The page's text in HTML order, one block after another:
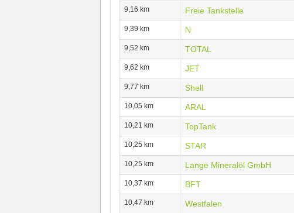
9,16 km Freie Tankstelle
9,39 km N
9,52 km TOTAL
9,62 km JET
9,77 km Shell
10,05 km ARAL
10,21 km TopTank
10,25 km STAR
10,25 km Lange Mineralöl GmbH
10,37 km BFT
10,47 km Westfalen